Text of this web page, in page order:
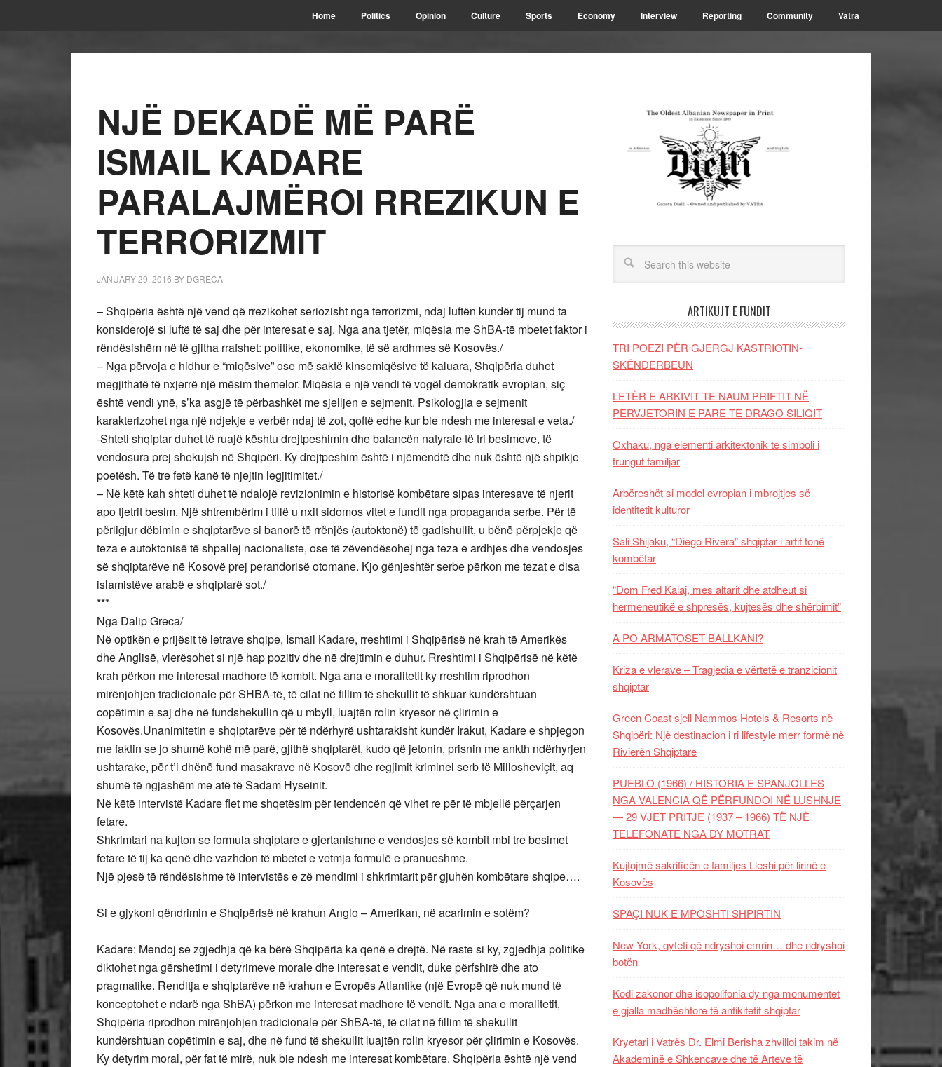
Home Politics Opinion Culture Sports Economy Interview Reporting Community Vatra
NJË DEKADË MË PARË
ISMAIL KADARE
PARALAJMËROI RREZIKUN E
TERRORIZMIT
JANUARY 29, 2016 BY DGRECA
– Shqipëria është një vend që rrezikohet seriozisht nga terrorizmi, ndaj luftën kundër tij mund ta
konsiderojë si luftë të saj dhe për interesat e saj. Nga ana tjetër, miqësia me ShBA-të mbetet faktor i
rëndësishëm në të gjitha rrafshet: politike, ekonomike, të së ardhmes së Kosovës./
– Nga përvoja e hidhur e “miqësive” ose më saktë kinsemiqësive të kaluara, Shqipëria duhet
megjithatë të nxjerrë një mësim themelor. Miqësia e një vendi të vogël demokratik evropian, siç
është vendi ynë, s’ka asgjë të përbashkët me sjelljen e sejmenit. Psikologjia e sejmenit
karakterizohet nga një ndjekje e verbër ndaj të zot, qoftë edhe kur bie ndesh me interesat e veta./
-Shteti shqiptar duhet të ruajë kështu drejtpeshimin dhe balancën natyrale të tri besimeve, të
vendosura prej shekujsh në Shqipëri. Ky drejtpeshim është i njëmendtë dhe nuk është një shpikje
poetësh. Të tre fetë kanë të njejtin legjitimitet./
– Në këtë kah shteti duhet të ndalojë revizionimin e historisë kombëtare sipas interesave të njerit
apo tjetrit besim. Një shtrembërim i tillë u nxit sidomos vitet e fundit nga propaganda serbe. Për të
përligjur dëbimin e shqiptarëve si banorë të rrënjës (autoktonë) të gadishullit, u bënë përpjekje që
teza e autoktonisë të shpallej nacionaliste, ose të zëvendësohej nga teza e ardhjes dhe vendosjes
së shqiptarëve në Kosovë prej perandorisë otomane. Kjo gënjeshtër serbe përkon me tezat e disa
islamistëve arabë e shqiptarë sot./
***
Nga Dalip Greca/
Në optikën e prijësit të letrave shqipe, Ismail Kadare, rreshtimi i Shqipërisë në krah të Amerikës
dhe Anglisë, vlerësohet si një hap pozitiv dhe në drejtimin e duhur. Rreshtimi i Shqipërisë në këtë
krah përkon me interesat madhore të kombit. Nga ana e moralitetit ky rreshtim riprodhon
mirënjohjen tradicionale për SHBA-të, të cilat në fillim të shekullit të shkuar kundërshtuan
copëtimin e saj dhe në fundshekullin që u mbyll, luajtën rolin kryesor në çlirimin e
Kosovës.Unanimitetin e shqiptarëve për të ndërhyrë ushtarakisht kundër Irakut, Kadare e shpjegon
me faktin se jo shumë kohë më parë, gjithë shqiptarët, kudo që jetonin, prisnin me ankth ndërhyrjen
ushtarake, për t’i dhënë fund masakrave në Kosovë dhe regjimit kriminel serb të Millosheviçit, aq
shumë të ngjashëm me atë të Sadam Hyseinit.
Në këtë intervistë Kadare flet me shqetësim për tendencën që vihet re për të mbjellë përçarjen
fetare.
Shkrimtari na kujton se formula shqiptare e gjertanishme e vendosjes së kombit mbi tre besimet
fetare të tij ka qenë dhe vazhdon të mbetet e vetmja formulë e pranueshme.
Një pjesë të rëndësishme të intervistës e zë mendimi i shkrimtarit për gjuhën kombëtare shqipe….
Si e gjykoni qëndrimin e Shqipërisë në krahun Anglo – Amerikan, në acarimin e sotëm?
Kadare: Mendoj se zgjedhja që ka bërë Shqipëria ka qenë e drejtë. Në raste si ky, zgjedhja politike
diktohet nga gërshetimi i detyrimeve morale dhe interesat e vendit, duke përfshirë dhe ato
pragmatike. Renditja e shqiptarëve në krahun e Evropës Atlantike (një Evropë që nuk mund të
konceptohet e ndarë nga ShBA) përkon me interesat madhore të vendit. Nga ana e moralitetit,
Shqipëria riprodhon mirënjohjen tradicionale për ShBA-të, të cilat në fillim të shekullit
kundërshtuan copëtimin e saj, dhe në fund të shekullit luajtën rolin kryesor për çlirimin e Kosovës.
Ky detyrim moral, për fat të mirë, nuk bie ndesh me interesat kombëtare. Shqipëria është një vend
ARTIKUJT E FUNDIT
TRI POEZI PËR GJERGJ KASTRIOTIN-
SKËNDERBEUN
LETËR E ARKIVIT TE NAUM PRIFTIT NË
PERVJETORIN E PARE TE DRAGO SILIQIT
Oxhaku, nga elementi arkitektonik te simboli i
trungut familjar
Arbëreshët si model evropian i mbrojtjes së
identitetit kulturor
Sali Shijaku, “Diego Rivera” shqiptar i artit tonë
kombëtar
“Dom Fred Kalaj, mes altarit dhe atdheut si
hermeneutikë e shpresës, kujtesës dhe shërbimit”
A PO ARMATOSET BALLKANI?
Kriza e vlerave – Tragjedia e vërtetë e tranzicionit
shqiptar
Green Coast sjell Nammos Hotels & Resorts në
Shqipëri: Një destinacion i ri lifestyle merr formë në
Rivierën Shqiptare
PUEBLO (1966) / HISTORIA E SPANJOLLES
NGA VALENCIA QË PËRFUNDOI NË LUSHNJE
— 29 VJET PRITJE (1937 – 1966) TË NJË
TELEFONATE NGA DY MOTRAT
Kujtojmë sakrificën e familjes Lleshi për lirinë e
Kosovës
SPAÇI NUK E MPOSHTI SHPIRTIN
New York, qyteti që ndryshoi emrin… dhe ndryshoi
botën
Kodi zakonor dhe isopolifonia dy nga monumentet
e gjalla madhështore të antikitetit shqiptar
Kryetari i Vatrës Dr. Elmi Berisha zhvilloi takim në
Akademinë e Shkencave dhe të Arteve të